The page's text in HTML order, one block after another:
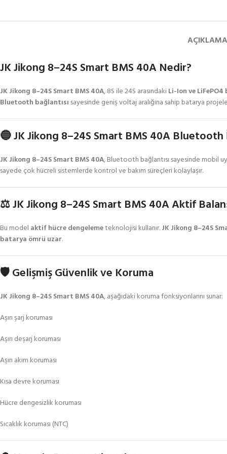
AÇIKLAMA
JK Jikong 8–24S Smart BMS 40A Nedir?
JK Jikong 8–24S Smart BMS 40A, 8S ile 24S arasındakiLi-Ion ve
Bluetooth bağlantısı sayesinde geniş voltaj aralığına sahip batarya
🔵 JK Jikong 8–24S Smart BMS 40A
JK Jikong 8–24S Smart BMS 40A, Bluetooth bağlantısı sayesinde mobil
sayede çok hücreli sistemlerde kontrol ve bakım süreçleri kolaylaşır.
⚖️ JK Jikong 8–24S Smart BMS 40A Aktif
Bu model aktif hücre dengelemeteknolojisi kullanır.JK Jikong 8–24S
batarya ömrü uzar.
🛡️ Gelişmiş Güvenlik ve Koruma
JK Jikong 8–24S Smart BMS 40A, aşağıdaki koruma fonksiyonlarını sunar:
Aşırı şarj koruması
Aşırı deşarj koruması
Aşırı akım koruması
Kısa devre koruması
Hücre dengesizlik koruması
Sıcaklık koruması (NTC)